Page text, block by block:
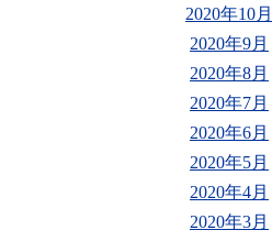
2020年10月
2020年9月
2020年8月
2020年7月
2020年6月
2020年5月
2020年4月
2020年3月